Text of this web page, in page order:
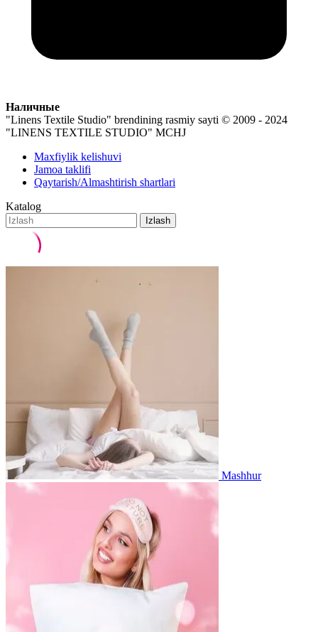
Наличные
"Linens Textile Studio" brendining rasmiy sayti © 2009 - 2024
"LINENS TEXTILE STUDIO" MCHJ
Maxfiylik kelishuvi
Jamoa taklifi
Qaytarish/Almashtirish shartlari
Katalog
Izlash
Mashhur